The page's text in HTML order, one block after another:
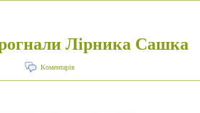
Лірника Сашка
Коментарів